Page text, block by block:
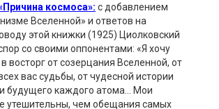
космоса»: с добавлением
Вселенной» и ответов на
этой книжки (1925) Циолковский
со своими оппонентами: «Я хочу
восторг от созерцания Вселенной, от
вас судьбы, от чудесной истории
будущего каждого атома… Мои
утешительны, чем обещания самых